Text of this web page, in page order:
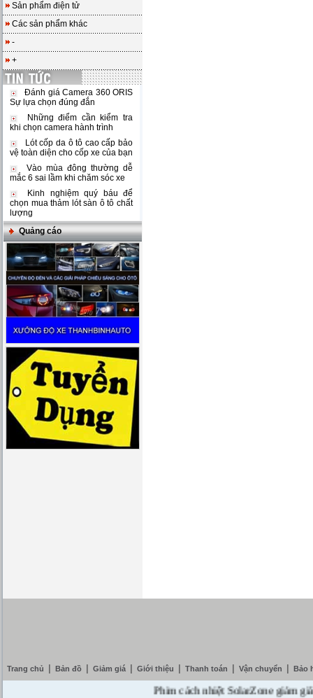
Sản phẩm điện tử
Các sản phẩm khác
-
+
Đánh giá Camera 360 ORIS
Sự lựa chọn đúng đắn
Những điểm cần kiểm tra
khi chọn camera hành trình
Lót cốp da ô tô cao cấp bảo
vệ toàn diện cho cốp xe của bạn
Vào mùa đông thường dễ
mắc 6 sai lầm khi chăm sóc xe
Kinh nghiệm quý báu để
chọn mua thảm lót sàn ô tô chất
lượng
Quảng cáo
Trang chủ Bản đồ Giảm giá Giới thiệu Thanh toán Vận chuyển Bảo
Phim cách nhiệt SolarZone giảm giá